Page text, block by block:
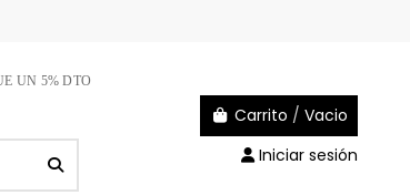
UN 5% DTO
Carrito / Vacio
Iniciar sesión